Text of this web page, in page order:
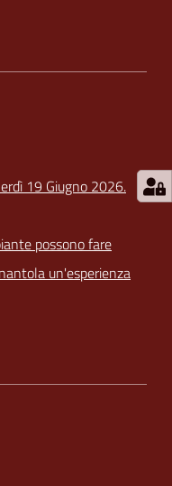
19 Giugno 2026.
possono fare
un'esperienza